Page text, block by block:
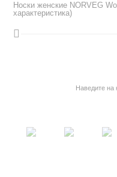
Носки женские NORVEG
характеристика)
Наведите на